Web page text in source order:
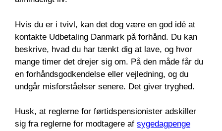
Hvis du er i tvivl, kan det dog være en god idé at
kontakte Udbetaling Danmark på forhånd. Du kan
beskrive, hvad du har tænkt dig at lave, og hvor
mange timer det drejer sig om. På den måde får du
en forhåndsgodkendelse eller vejledning, og du
undgår misforståelser senere. Det giver tryghed.
Husk, at reglerne for førtidspensionister adskiller
sig fra reglerne for modtagere af sygedagpenge